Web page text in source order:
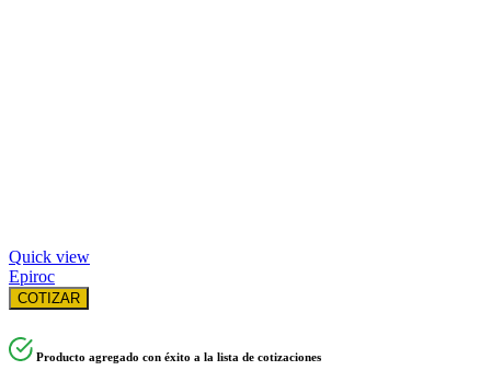
Quick view
Epiroc
COTIZAR
Producto agregado con éxito a la lista de cotizaciones